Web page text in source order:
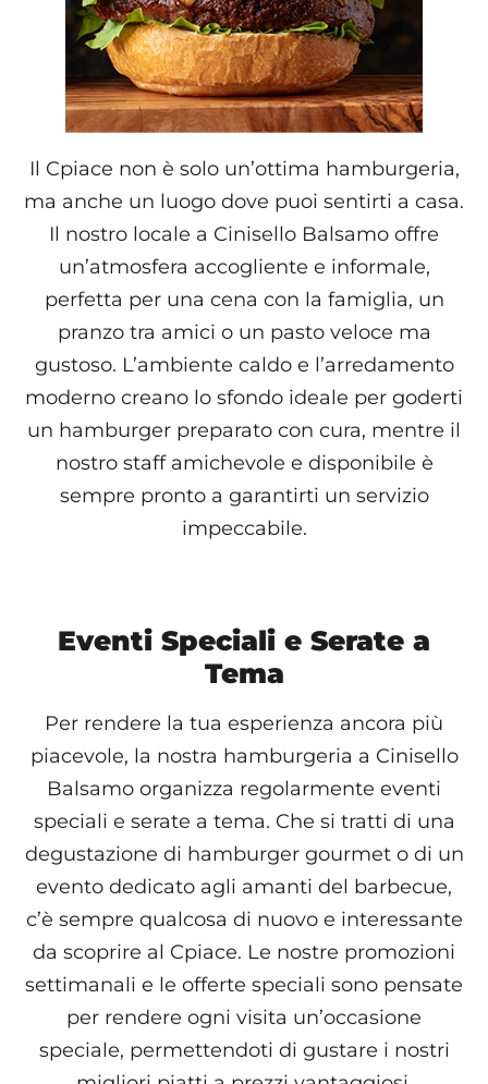
Il Cpiace non è solo un’ottima hamburgeria,
ma anche un luogo dove puoi sentirti a casa.
Il nostro locale a Cinisello Balsamo offre
un’atmosfera accogliente e informale,
perfetta per una cena con la famiglia, un
pranzo tra amici o un pasto veloce ma
gustoso. L’ambiente caldo e l’arredamento
moderno creano lo sfondo ideale per goderti
un hamburger preparato con cura, mentre il
nostro staff amichevole e disponibile è
sempre pronto a garantirti un servizio
impeccabile.
Eventi Speciali e Serate a
Tema
Per rendere la tua esperienza ancora più
piacevole, la nostra hamburgeria a Cinisello
Balsamo organizza regolarmente eventi
speciali e serate a tema. Che si tratti di una
degustazione di hamburger gourmet o di un
evento dedicato agli amanti del barbecue,
c’è sempre qualcosa di nuovo e interessante
da scoprire al Cpiace. Le nostre promozioni
settimanali e le offerte speciali sono pensate
per rendere ogni visita un’occasione
speciale, permettendoti di gustare i nostri